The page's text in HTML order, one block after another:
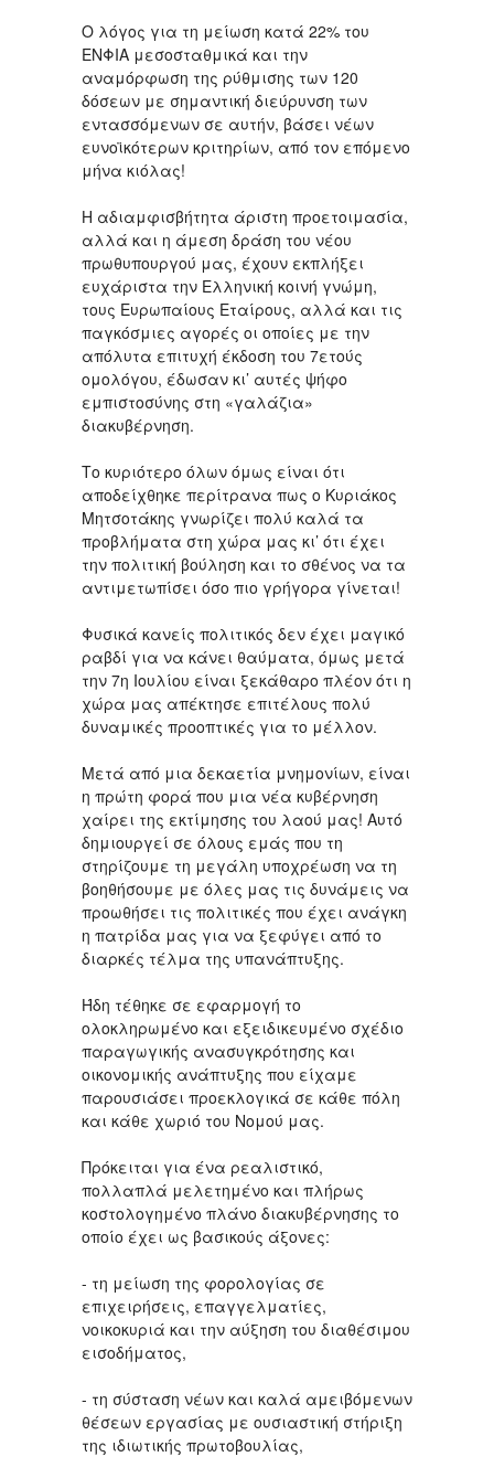
Ο λόγος για τη μείωση κατά 22% του
ΕΝΦΙΑ μεσοσταθμικά και την
αναμόρφωση της ρύθμισης των 120
δόσεων με σημαντική διεύρυνση των
εντασσόμενων σε αυτήν, βάσει νέων
ευνοϊκότερων κριτηρίων, από τον επόμενο
μήνα κιόλας!
Η αδιαμφισβήτητα άριστη προετοιμασία,
αλλά και η άμεση δράση του νέου
πρωθυπουργού μας, έχουν εκπλήξει
ευχάριστα την Ελληνική κοινή γνώμη,
τους Ευρωπαίους Εταίρους, αλλά και τις
παγκόσμιες αγορές οι οποίες με την
απόλυτα επιτυχή έκδοση του 7ετούς
ομολόγου, έδωσαν κι’ αυτές ψήφο
εμπιστοσύνης στη «γαλάζια»
διακυβέρνηση.
Το κυριότερο όλων όμως είναι ότι
αποδείχθηκε περίτρανα πως ο Κυριάκος
Μητσοτάκης γνωρίζει πολύ καλά τα
προβλήματα στη χώρα μας κι’ ότι έχει
την πολιτική βούληση και το σθένος να τα
αντιμετωπίσει όσο πιο γρήγορα γίνεται!
Φυσικά κανείς πολιτικός δεν έχει μαγικό
ραβδί για να κάνει θαύματα, όμως μετά
την 7η Ιουλίου είναι ξεκάθαρο πλέον ότι η
χώρα μας απέκτησε επιτέλους πολύ
δυναμικές προοπτικές για το μέλλον.
Μετά από μια δεκαετία μνημονίων, είναι
η πρώτη φορά που μια νέα κυβέρνηση
χαίρει της εκτίμησης του λαού μας! Αυτό
δημιουργεί σε όλους εμάς που τη
στηρίζουμε τη μεγάλη υποχρέωση να τη
βοηθήσουμε με όλες μας τις δυνάμεις να
προωθήσει τις πολιτικές που έχει ανάγκη
η πατρίδα μας για να ξεφύγει από το
διαρκές τέλμα της υπανάπτυξης.
Ήδη τέθηκε σε εφαρμογή το
ολοκληρωμένο και εξειδικευμένο σχέδιο
παραγωγικής ανασυγκρότησης και
οικονομικής ανάπτυξης που είχαμε
παρουσιάσει προεκλογικά σε κάθε πόλη
και κάθε χωριό του Νομού μας.
Πρόκειται για ένα ρεαλιστικό,
πολλαπλά μελετημένο και πλήρως
κοστολογημένο πλάνο διακυβέρνησης το
οποίο έχει ως βασικούς άξονες:
- τη μείωση της φορολογίας σε
επιχειρήσεις, επαγγελματίες,
νοικοκυριά και την αύξηση του διαθέσιμου
εισοδήματος,
- τη σύσταση νέων και καλά αμειβόμενων
θέσεων εργασίας με ουσιαστική στήριξη
της ιδιωτικής πρωτοβουλίας,